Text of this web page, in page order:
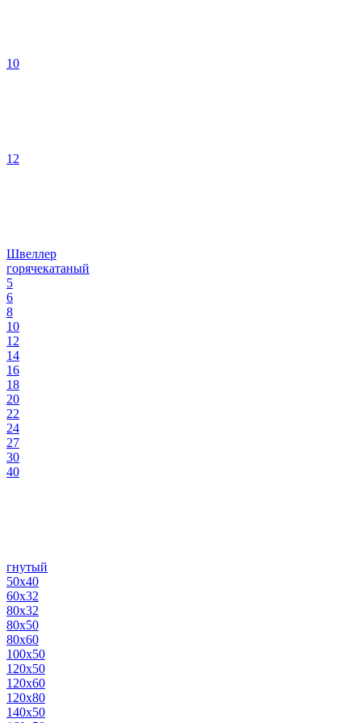
10
12
Швеллер
горячекатаный
5
6
8
10
12
14
16
18
20
22
24
27
30
40
гнутый
50х40
60х32
80х32
80х50
80х60
100х50
120х50
120х60
120х80
140х50